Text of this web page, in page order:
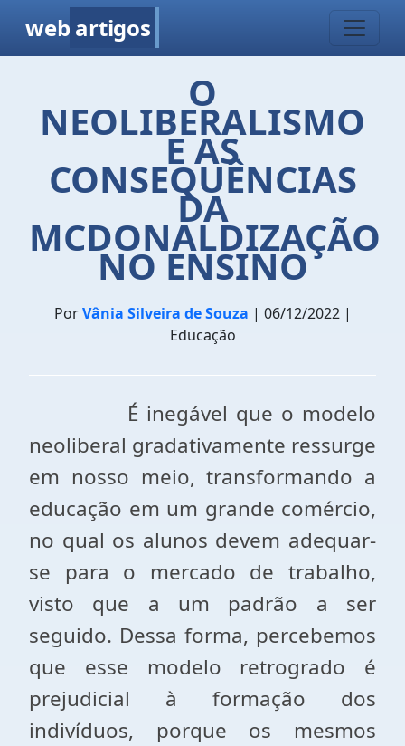
web artigos
O
NEOLIBERALISMO
E AS
CONSEQUÊNCIAS
DA
MCDONALDIZAÇÃO
NO ENSINO
PorVânia Silveira de Souza | 06/12/2022 |
Educação
É inegável que o modelo
neoliberal gradativamente ressurge
em nosso meio, transformando a
educação em um grande comércio,
no qual os alunos devem adequar-
se para o mercado de trabalho,
visto que a um padrão a ser
seguido. Dessa forma, percebemos
que esse modelo retrogrado é
prejudicial à formação dos
indivíduos, porque os mesmos